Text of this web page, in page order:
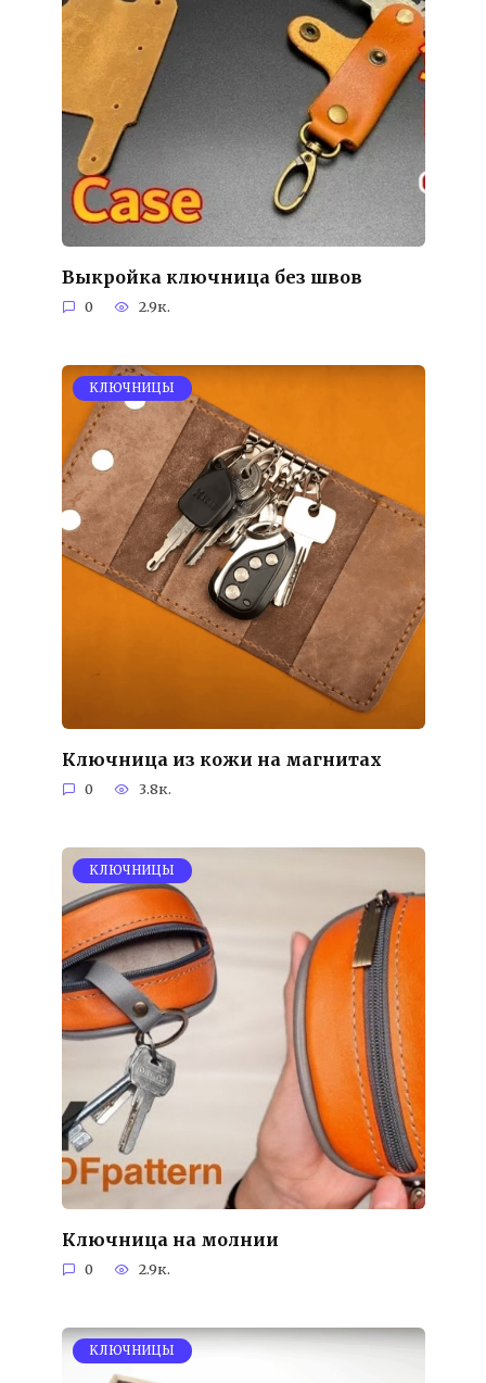
Выкройка ключница без швов
0 2.9к.
KЛЮЧНИЦЫ
Ключница из кожи на магнитах
0 3.8к.
KЛЮЧНИЦЫ
Ключница на молнии
0 2.9к.
KЛЮЧНИЦЫ